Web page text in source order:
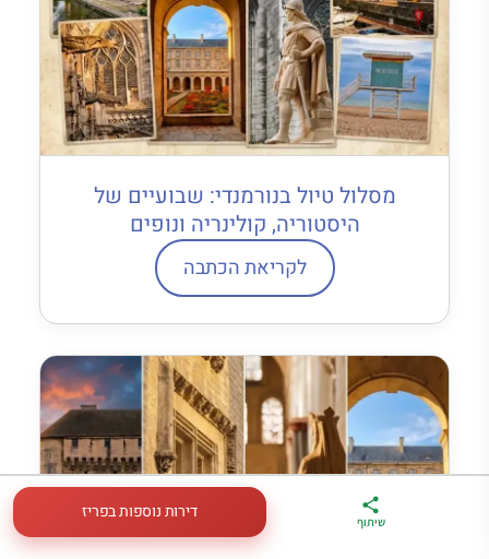
מסלול טיול בנורמנדי: שבועיים של
היסטוריה, קולינריה ונופים
לקריאת הכתבה
ארגז הכלים שלי
מדריך פריז
במתנה
דברו
איתי בווטסאפ
שיתוף דירות נוספות בפריז